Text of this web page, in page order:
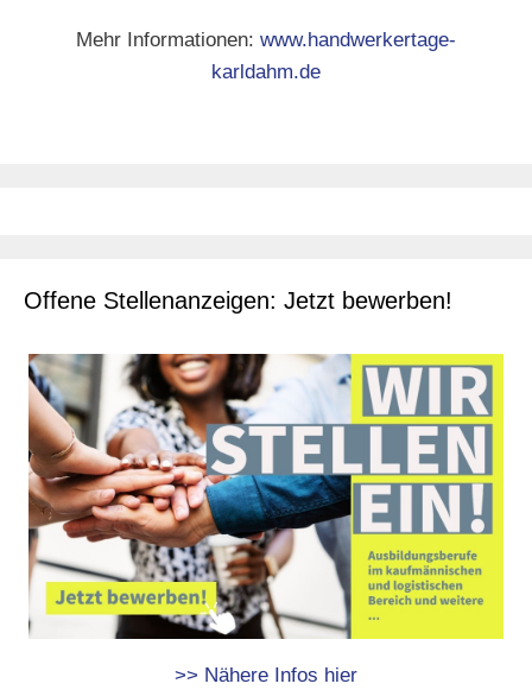
Mehr Informationen: www.handwerkertage-
karldahm.de
Offene Stellenanzeigen: Jetzt bewerben!
>> Nähere Infos hier